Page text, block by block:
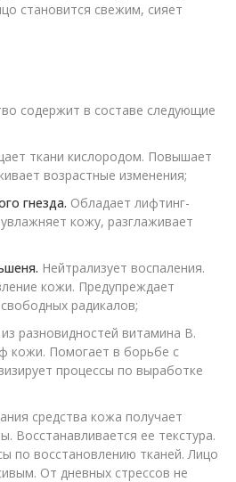
становится свежим, сияет
содержит в составе следующие
ткани кислородом. Повышает
возрастные изменения;
гнезда. Обладает лифтинг-
кожу, разглаживает
Нейтрализует воспаления.
кожи. Предупреждает
радикалов;
разновидностей витамина B.
кожи. Помогает в борьбе с
процессы по выработке
средства кожа получает
Восстанавливается ее текстура.
по восстановлению тканей. Лицо
От дневных стрессов не